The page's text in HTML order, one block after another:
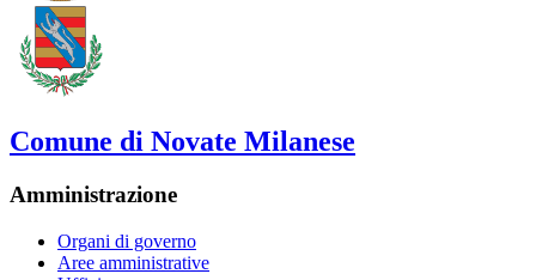
Comune di Novate Milanese
Amministrazione
Organi di governo
Aree amministrative